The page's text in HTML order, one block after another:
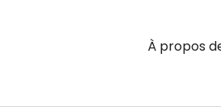
À propos